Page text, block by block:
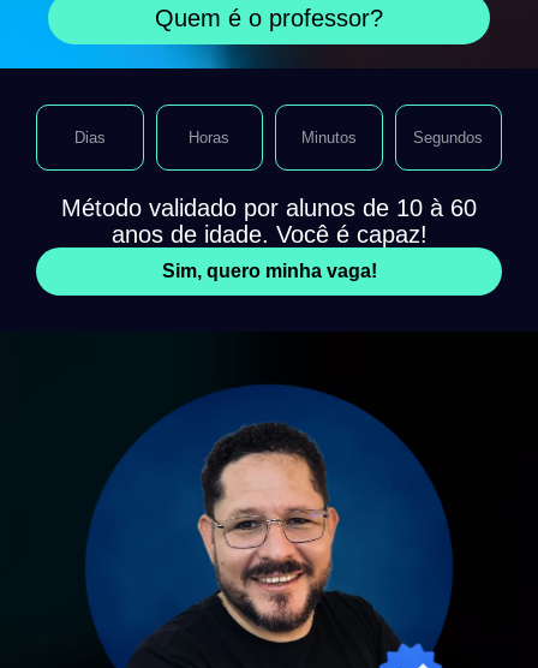
Quem é o professor?
Método validado por alunos de 10 à 60
anos de idade. Você é capaz!
Sim, quero minha vaga!
Dias Horas Minutos Segundos